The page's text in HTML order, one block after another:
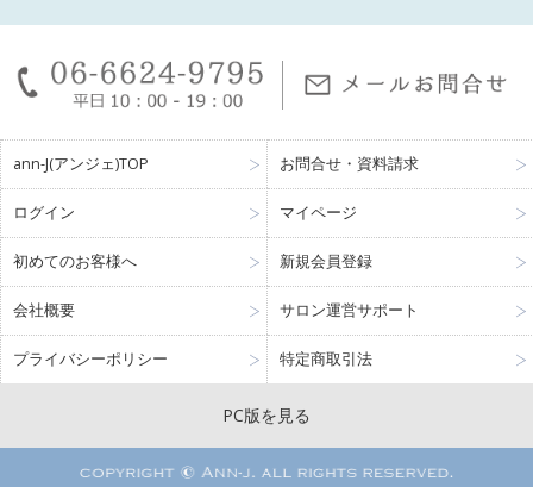
ann-J(アンジェ)TOP お問合せ・資料請求
ログイン マイページ
初めてのお客様へ 新規会員登録
会社概要 サロン運営サポート
プライバシーポリシー 特定商取引法
PC版を見る